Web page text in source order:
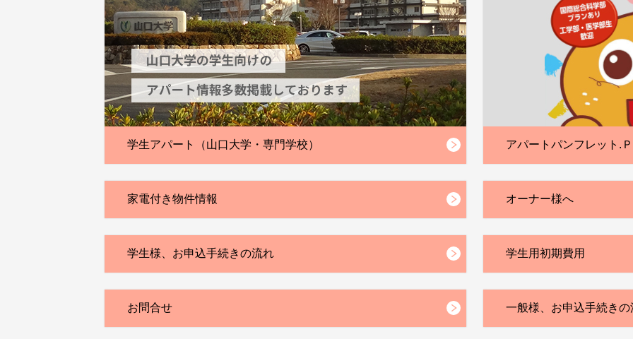
学生アパート（山口大学・専門学校） アパートパンフレット.
家電付き物件情報 オーナー様へ
学生様、お申込手続きの流れ 学生用初期費用
お問合せ 一般様、お申込手続きの